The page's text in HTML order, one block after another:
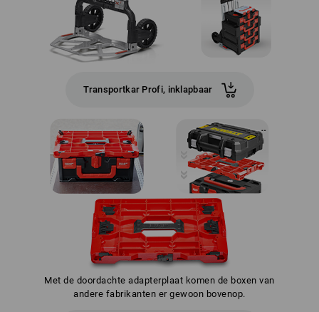
Transportkar Profi, inklapbaar
Met de doordachte adapterplaat komen de boxen van
andere fabrikanten er gewoon bovenop.